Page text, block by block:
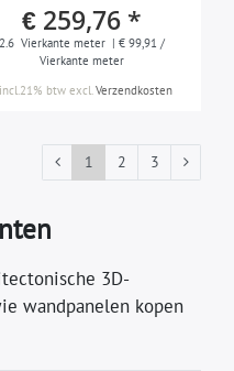
€ 259,76 *
2.6 Vierkante meter | € 99,91 /
Vierkante meter
incl.21% btwexcl.Verzendkosten
1 2 3
3D-
wandpanelen kopen